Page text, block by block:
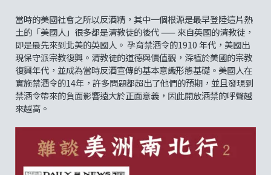
當時的美國社會之所以反酒精，其中一個根源是最早登陸這片熱
土的「美國人」很多都是清教徒的後代 —— 來自英國的清教徒，
即是最先來到北美的英國人。 孕育禁酒令的1910 年代，美國出
現保守派宗教復興。清教徒的道德與價值觀，深植於美國的宗教
復興年代，並成為當時反酒宣傳的基本意識形態基礎。美國人在
實施禁酒令的14年，許多問題都超出了他們的預期，並且發現到
禁酒令帶來的負面影響遠大於正面意義，因此開放酒禁的呼聲越
來越高。